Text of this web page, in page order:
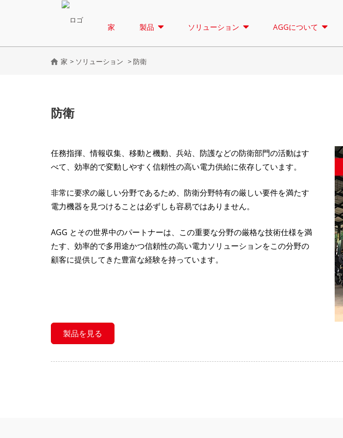
家 製品
Pシリーズ 10～220
DEシリーズ 22-
Kシリーズ 7-49
Vシリーズ 94-285
ソリューション AGGについて
家 ソリューション 防衛
防衛
任務指揮、情報収集、移動と機動、兵站、防護などの防衛部門の活動はす
べて、効率的で変動しやすく信頼性の高い電力供給に依存しています。
非常に要求の厳しい分野であるため、防衛分野特有の厳しい要件を満たす
電力機器を見つけることは必ずしも容易ではありません。
AGG とその世界中のパートナーは、この重要な分野の厳格な技術仕様を満
たす、効率的で多用途かつ信頼性の高い電力ソリューションをこの分野の
顧客に提供してきた豊富な経験を持っています。
製品を見る